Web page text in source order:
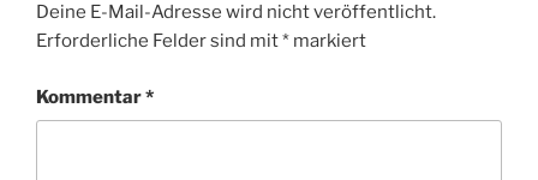
Deine E-Mail-Adresse wird nicht veröffentlicht.
Erforderliche Felder sind mit* markiert
Kommentar*